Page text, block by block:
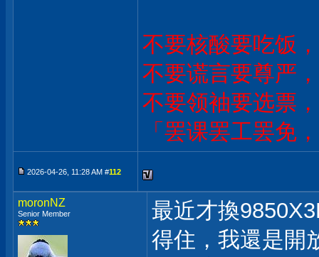
不要核酸要吃饭
不要谎言要尊严
不要领袖要选票
「罢课罢工罢免
2026-04-26, 11:28 AM #112
moronNZ
Senior Member
最近才換
得住，我還是開